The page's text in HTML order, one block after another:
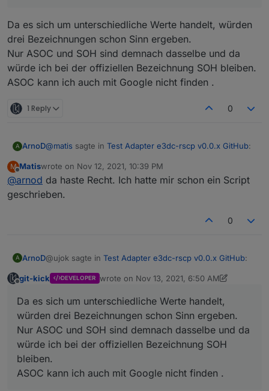
AC_ENERGY_GRID_CONSUMPTION ist sie Einheit
in RSCPGui "kWh" und in e3dc.rscp "Wh", bin mir
nicht sicher was hier richtig ist.
AC_REACTIVEPOWER die Einheit für Blindleistung
abweicht. (Btw, in RscpGui sind zig Tags, die nicht in
der offiziellen Liste stehen; rxhan muss mehr als die
publizierte Tag-Liste haben.)
Da es sich um unterschiedliche Werte handelt, würden
drei Bezeichnungen schon Sinn ergeben.
Nur ASOC und SOH sind demnach dasselbe und da
würde ich bei der offiziellen Bezeichnung SOH bleiben.
ASOC kann ich auch mit Google nicht finden .
1 Reply 0
A ArnoD@matis sagte in Test Adapter e3dc-rscp v0.0.x GitHub:
den DC Ertrag gabe es schon immer auch über
Ja als Wert, aber nicht als Zähler. Man hätte allerdings
M
Offline
Matiswrote on Nov 12, 2021, 10:39 PM
last edited by
@arnod da haste Recht. Ich hatte mir schon ein Script
geschrieben.
0
A ArnoD@ujok sagte in Test Adapter e3dc-rscp v0.0.x GitHub:
ASOC, SOC, SOH) zu verwenden macht nicht so
viel Sinn.
Da es sich um unterschiedliche Werte handelt, würden
drei Bezeichnungen schon Sinn ergeben.
Nur ASOC und SOH sind demnach dasselbe und da
würde ich bei der offiziellen Bezeichnung SOH bleiben.
ASOC kann ich auch mit Google nicht finden .
git-kick DEVELOPER wrote on Nov 13, 2021, 6:50 AM
last edited by git-kick Nov 13, 2021, 8:13 AM
Da es sich um unterschiedliche Werte handelt,
würden drei Bezeichnungen schon Sinn ergeben.
Nur ASOC und SOH sind demnach dasselbe und da
würde ich bei der offiziellen Bezeichnung SOH
bleiben.
ASOC kann ich auch mit Google nicht finden .